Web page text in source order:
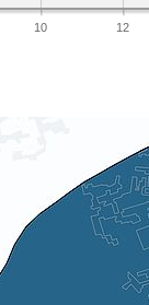
10 12